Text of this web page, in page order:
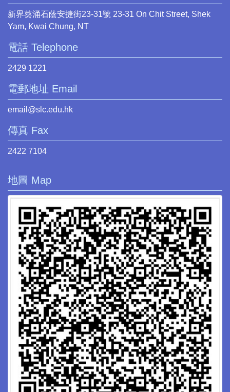
新界葵涌石蔭安捷街23-31號 23-31 On Chit Street, Shek
Yam, Kwai Chung, NT
電話 Telephone
2429 1221
電郵地址 Email
email@slc.edu.hk
傳真 Fax
2422 7104
地圖 Map